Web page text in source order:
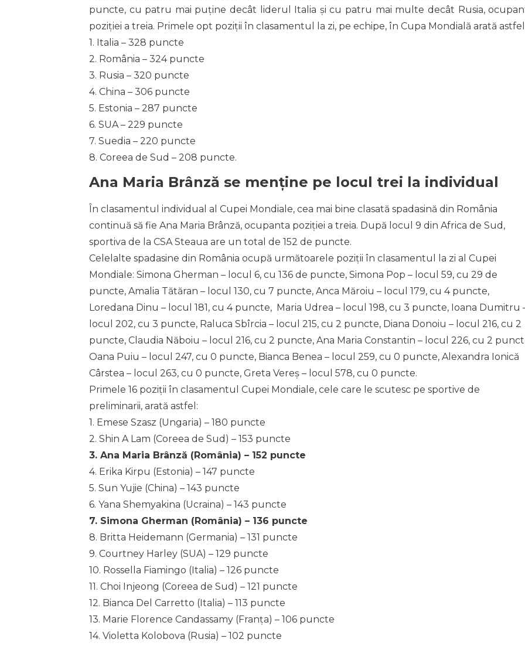
puncte, cu patru mai puține decât liderul Italia și cu patru mai multe decât Rusia,
poziției a treia. Primele opt poziții în clasamentul la zi, pe echipe, în Cupa Mondială arată
1. Italia – 328 puncte
2. România – 324 puncte
3. Rusia – 320 puncte
4. China – 306 puncte
5. Estonia – 287 puncte
6. SUA – 229 puncte
7. Suedia – 220 puncte
8. Coreea de Sud – 208 puncte.
Ana Maria Brânză se menține pe locul trei la individual
În clasamentul individual al Cupei Mondiale, cea mai bine clasată spadasină din România
continuă să fie Ana Maria Brânză, ocupanta poziției a treia. După locul 9 din Africa de Sud,
sportiva de la CSA Steaua are un total de 152 de puncte.
Celelalte spadasine din România ocupă următoarele poziții în clasamentul la zi al Cupei
Mondiale: Simona Gherman – locul 6, cu 136 de puncte, Simona Pop – locul 59, cu 29 de
puncte, Amalia Tătăran – locul 130, cu 7 puncte, Anca Măroiu – locul 179, cu 4 puncte,
Loredana Dinu – locul 181, cu 4 puncte, Maria Udrea – locul 198, cu 3 puncte, Ioana Dumitru
locul 202, cu 3 puncte, Raluca Sbîrcia – locul 215, cu 2 puncte, Diana Donoiu – locul 216, cu 2
puncte, Claudia Năboiu – locul 216, cu 2 puncte, Ana Maria Constantin – locul 226, cu 2
Oana Puiu – locul 247, cu 0 puncte, Bianca Benea – locul 259, cu 0 puncte, Alexandra Ionică
Cârstea – locul 263, cu 0 puncte, Greta Vereș – locul 578, cu 0 puncte.
Primele 16 poziții în clasamentul Cupei Mondiale, cele care le scutesc pe sportive de
preliminarii, arată astfel:
1. Emese Szasz (Ungaria) – 180 puncte
2. Shin A Lam (Coreea de Sud) – 153 puncte
3. Ana Maria Brânză (România) – 152 puncte
4. Erika Kirpu (Estonia) – 147 puncte
5. Sun Yujie (China) – 143 puncte
6. Yana Shemyakina (Ucraina) – 143 puncte
7. Simona Gherman (România) – 136 puncte
8. Britta Heidemann (Germania) – 131 puncte
9. Courtney Harley (SUA) – 129 puncte
10. Rossella Fiamingo (Italia) – 126 puncte
11. Choi Injeong (Coreea de Sud) – 121 puncte
12. Bianca Del Carretto (Italia) – 113 puncte
13. Marie Florence Candassamy (Franța) – 106 puncte
14. Violetta Kolobova (Rusia) – 102 puncte